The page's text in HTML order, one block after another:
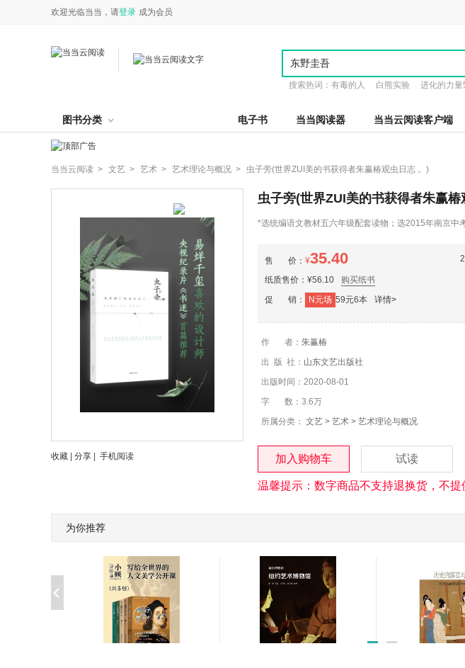
欢迎光临当当，请登录 成为会员
搜索热词： 有毒的人 白熊实验 进化的力量
图书分类 电子书 当当阅读器 当当云阅读客户端
当当云阅读 > 文艺 > 艺术 > 艺术理论与概况 > 虫子旁(世界ZUI美的书获得者朱赢椿观虫日志 。)
收藏 分享 手机阅读
虫子旁(世界ZUI美的书获得者朱赢椿
*选统编语文教材五六年级配套读物；选2015年南京中
喜。
售 价： ¥35.40
纸质售价：¥56.10 购买纸书
促 销： N元场 59元6本 详情>
作 者： 朱赢椿
出 版 社： 山东文艺出版社
出版时间：2020-08-01
字 数：3.6万
所属分类： 文艺 > 艺术 > 艺术理论与概况
加入购物车 试读
温馨提示：数字商品不支持退换货，不
为你推荐